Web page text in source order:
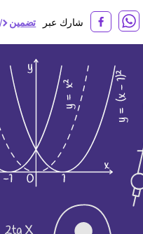
تضمين شارك عبر